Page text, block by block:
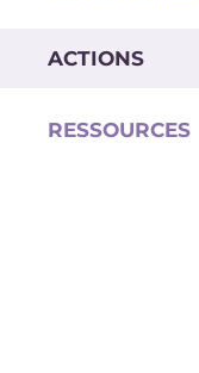
ACTIONS
RESSOURCES